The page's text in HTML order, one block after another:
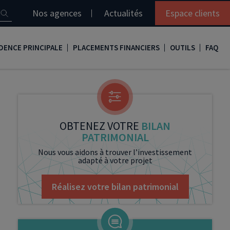
Nos agences Actualités Espace clients
PRINCIPALE
son crédit immobilier
PLACEMENTS FINANCIERS
PEA
Loi Madelin
SCPI
OUTILS
Simulation loi Denormandie
Comment réaliser son bilan patrimonial ?
Le guide de la loi Denormandie 2026
Simulation prêt immobilier
Nos vidéos
Nos Podcasts
FAQ
OBTENEZ VOTRE BILAN
PATRIMONIAL
Nous vous aidons à trouver l’investissement
adapté à votre projet
Réalisez votre bilan patrimonial